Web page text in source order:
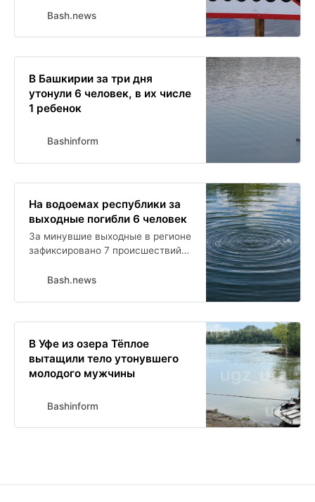
Дудкино, женщина с 10-летней
заплыли на глубину, после чего
Bash.news
В Башкирии за три дня
утонули 6 человек, в их числе
1 ребенок
Bashinform
На водоемах республики за
выходные погибли 6 человек
За минувшие выходные в регионе
зафиксировано 7 происшествий
человек, в том числе 1 ребенок.
Bash.news
В Уфе из озера Тёплое
вытащили тело утонувшего
молодого мужчины
Bashinform